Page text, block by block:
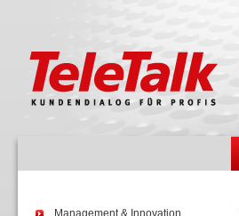
Management & Innovation